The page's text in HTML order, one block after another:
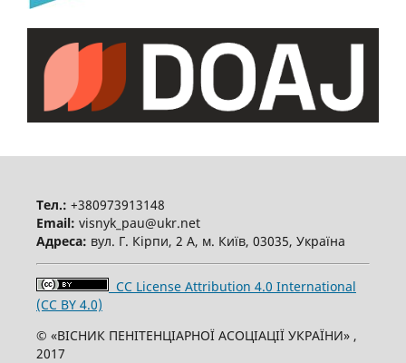
Тел.: +380973913148
Email: visnyk_pau@ukr.net
Адреса: вул. Г. Кірпи, 2 А, м. Київ, 03035, Україна
CC License Attribution 4.0 International
(CC BY 4.0)
© «ВІСНИК ПЕНІТЕНЦІАРНОЇ АСОЦІАЦІЇ УКРАЇНИ» ,
2017